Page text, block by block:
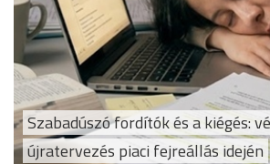
Szabadúszó fordítók és a kiégés:
újratervezés piaci fejreállás idején